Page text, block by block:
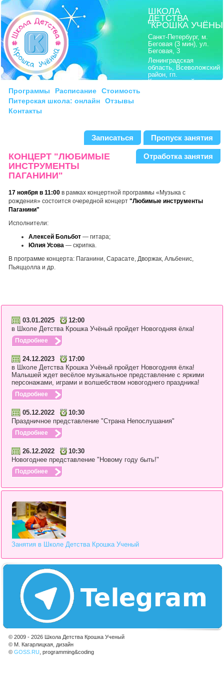
ШКОЛА
ДЕТСТВА
"КРОШКА
Санкт-Петербург, м.
Беговая (3 мин), ул.
Беговая, 3
Ленинградская
область, Всеволожский
район, гп.
Кузьмоловский,
Программы Расписание
Стоимость
Питерская школа: онлайн
Отзывы
Контакты
Пропуск занятия
Записаться
Отработка занятия
КОНЦЕРТ "ЛЮБИМЫЕ
ИНСТРУМЕНТЫ
ПАГАНИНИ"
17 ноября в 11:00 в рамках концертной программы «Музыка с
рождения» состоится очередной концерт "Любимые инструменты
Паганини"
Исполнители:
Алексей Больбот — гитара;
Юлия Усова — скрипка.
В программе концерта: Паганини, Сарасате, Дворжак, Альбенис,
Пьяццолла и др.
03.01.2025
12:00
в Школе Детства Крошка Учёный пройдет Новогодняя ёлка!
Подробнее
24.12.2023
17:00
в Школе Детства Крошка Учёный пройдет Новогодняя ёлка!
Малышей ждет весёлое музыкальное представление с яркими
персонажами, играми и волшебством новогоднего праздника!
Подробнее
05.12.2022
10:30
Праздничное представление "Страна Непослушания"
Подробнее
26.12.2022
10:30
Новогоднее представление "Новому году быть!"
Подробнее
Занятия в Школе Детства Крошка Ученый
© 2009 - 2026 Школа Детства Крошка Ученый
© М. Кагарлицкая, дизайн
© GOSS.RU , programming&coding